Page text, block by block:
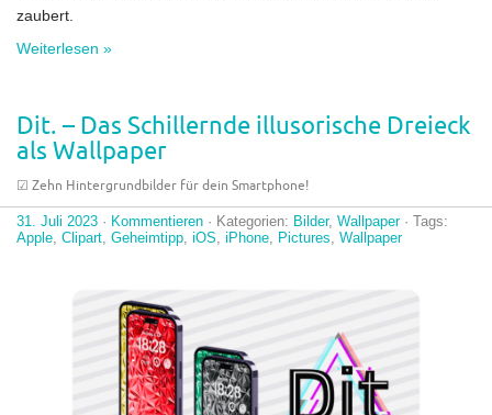
zaubert.
Weiterlesen »
Dit. – Das Schillernde illusorische Dreieck
als Wallpaper
☑︎ Zehn Hintergrundbilder für dein Smartphone!
31. Juli 2023 · Kommentieren · Kategorien: Bilder, Wallpaper· Tags:
Apple, Clipart, Geheimtipp, iOS, iPhone, Pictures, Wallpaper